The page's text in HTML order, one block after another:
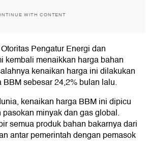
WITH CONTENT
Pengatur Energi dan
kembali menaikkan harga bahan
kenaikan harga ini dilakukan
sebesar 24,2% bulan lalu.
kenaikan harga BBM ini dipicu
minyak dan gas global.
semua produk bahan bakarnya dari
antar pemerintah dengan pemasok